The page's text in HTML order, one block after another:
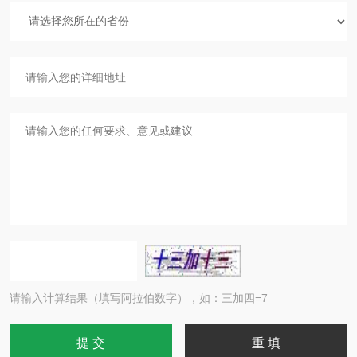
请输入计算结果（填写阿拉伯数字），如：三加四=7